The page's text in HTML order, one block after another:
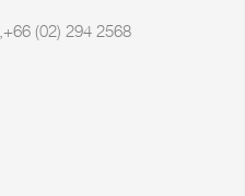
+66 (02) 294 2568